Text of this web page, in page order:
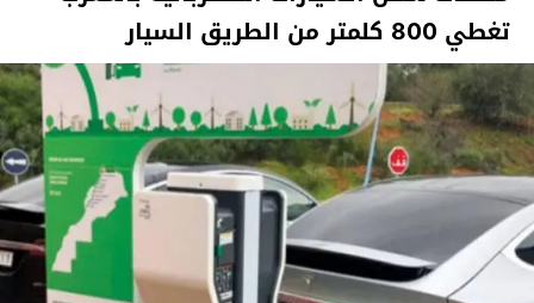
تغطي 800 كلمتر من الطريق السيار